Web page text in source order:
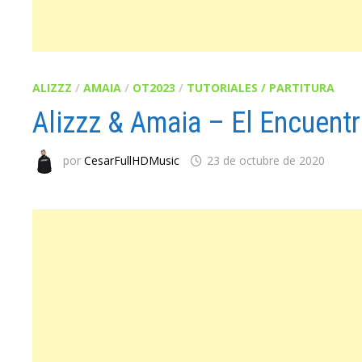
ALIZZZ /AMAIA / OT2023 / TUTORIALES / PARTITURA
Alizzz & Amaia – El
porCesarFullHDMusic 23 de octubre de 2020